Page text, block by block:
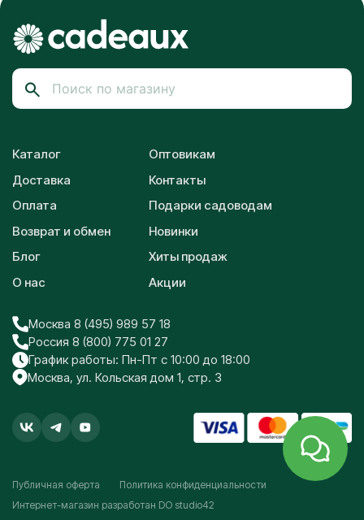
Каталог
Доставка
Оплата
Возврат и обмен
Блог
О нас
Оптовикам
Контакты
Подарки садоводам
Новинки
Хиты продаж
Акции
Москва 8 (495) 989 57 18
Россия 8 (800) 775 01 27
График работы: Пн-Пт с 10:00 до 18:00
Москва, ул. Кольская дом 1, стр. 3
Публичная оферта
Политика конфиденциальности
Интернет-магазин разработан DO studio42